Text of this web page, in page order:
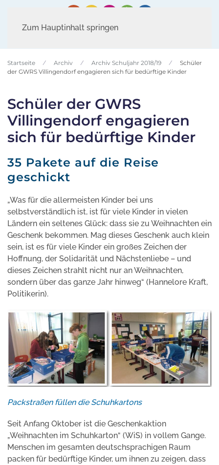
Zum Hauptinhalt springen
Startseite Archiv Archiv Schuljahr 2018/19
Schüler
der GWRS Villingendorf engagieren sich für bedürftige Kinder
Schüler der GWRS
Villingendorf engagieren
sich für bedürftige Kinder
35 Pakete auf die Reise
geschickt
„Was für die allermeisten Kinder bei uns
selbstverständlich ist, ist für viele Kinder in vielen
Ländern ein seltenes Glück: dass sie zu Weihnachten ein
Geschenk bekommen. Mag dieses Geschenk auch klein
sein, ist es für viele Kinder ein großes Zeichen der
Hoffnung, der Solidarität und Nächstenliebe – und
dieses Zeichen strahlt nicht nur an Weihnachten,
sondern über das ganze Jahr hinweg“ (Hannelore Kraft,
Politikerin).
Packstraßen füllen die Schuhkartons
Seit Anfang Oktober ist die Geschenkaktion
„Weihnachten im Schuhkarton“ (WiS) in vollem Gange.
Menschen im gesamten deutschsprachigen Raum
packen für bedürftige Kinder, um ihnen zu zeigen, dass